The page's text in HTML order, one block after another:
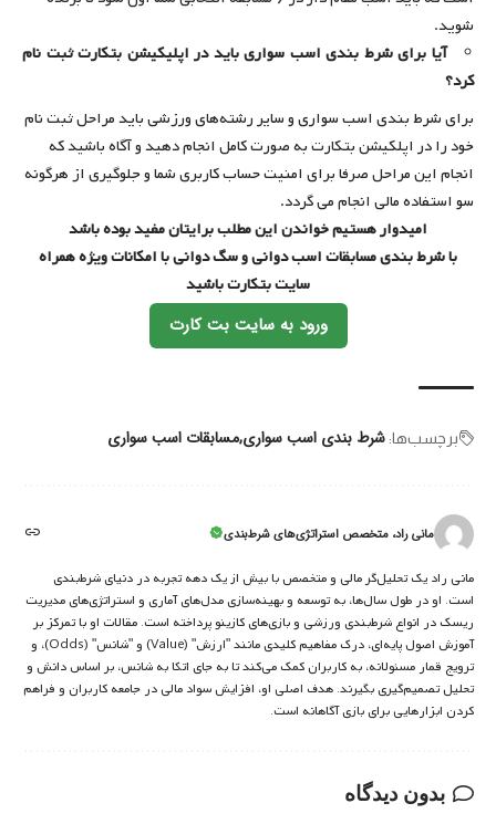
شوید.
آیا برای شرط بندی اسب سواری باید در اپلیکیشن بتکارت ثبت نام
کرد؟
برای شرط بندی اسب سواری و سایر رشته‌های ورزشی باید مراحل ثبت نام
خود را در اپلکیشن بتکارت به صورت کامل انجام دهید و آگاه باشید که
انجام این مراحل صرفا برای امنیت حساب کاربری شما و جلوگیری از هرگونه
سو استفاده مالی انجام می گردد.
امیدوار هستیم خواندن این مطلب برایتان مفید بوده باشد
با شرط بندی مسابقات اسب دوانی و سگ دوانی با امکانات ویژه همراه
سایت بتکارت باشید
ورود به سایت بت کارت
برچسب‌‌ها: شرط بندی اسب سواریمسابقات اسب سواری
مانی راد، متخصص استراتژی‌های شرط‌بندی
مانی راد یک تحلیل‌گر مالی و متخصص با بیش از یک دهه تجربه در دنیای شرط‌بندی
است. او در طول سال‌ها، به توسعه و بهینه‌سازی مدل‌های آماری و استراتژی‌های مدیریت
ریسک در انواع شرط‌بندی ورزشی و بازی‌های کازینو پرداخته است. مقالات او با تمرکز بر
آموزش اصول پایه‌ای، درک مفاهیم کلیدی مانند "ارزش" (Value) و "شانس" (Odds)، و
ترویج قمار مسئولانه، به کاربران کمک می‌کند تا به جای اتکا به شانس، بر اساس دانش و
تحلیل تصمیم‌گیری بگیرند. هدف اصلی او، افزایش سواد مالی در جامعه کاربران و فراهم
کردن ابزارهایی برای بازی آگاهانه است.
بدون دیدگاه